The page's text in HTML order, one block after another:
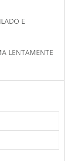
E
LENTAMENTE